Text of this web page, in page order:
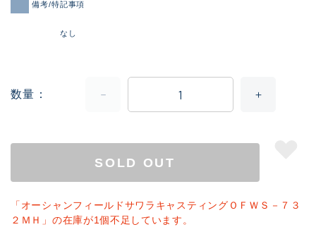
備考/特記事項
なし
数量
SOLD OUT
「オーシャンフィールドサワラキャスティングＯＦＷＳ－７３
２ＭＨ」の在庫が1個不足しています。